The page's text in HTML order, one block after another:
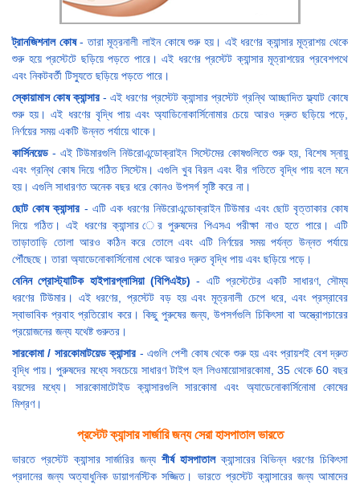
ট্রানজিশনাল কোষ- তারা মূত্রনালী লাইন কোষে শুরু হয়। এই ধরণের ক্যান্সার মূত্রাশয় থেকে
শুরু হয়ে প্রস্টেটে ছড়িয়ে পড়তে পারে। এই ধরণের প্রস্টেট ক্যান্সার মূত্রাশয়ের প্রবেশপথে
এবং নিকটবর্তী টিস্যুতে ছড়িয়ে পড়তে পারে।
স্কোয়ামাস কোষ ক্যান্সার - এই ধরণের প্রস্টেট ক্যান্সার প্রস্টেট গ্রন্থি আচ্ছাদিত ফ্ল্যাট কোষে
শুরু হয়। এই ধরণের বৃদ্ধি পায় এবং অ্যাডিনোকার্সিনোমার চেয়ে আরও দ্রুত ছড়িয়ে পড়ে,
নির্ণয়ের সময় একটি উন্নত পর্যায়ে থাকে।
কার্সিনয়েড- এই টিউমারগুলি নিউরোএন্ডোক্রাইন সিস্টেমের কোষগুলিতে শুরু হয়, বিশেষ স্নায়ু
এবং গ্রন্থি কোষ দিয়ে গঠিত সিস্টেম। এগুলি খুব বিরল এবং ধীর গতিতে বৃদ্ধি পায় বলে মনে
হয়। এগুলি সাধারণত অনেক বছর ধরে কোনও উপসর্গ সৃষ্টি করে না।
ছোট কোষ ক্যান্সার - এটি এক ধরণের নিউরোএন্ডোক্রাইন টিউমার এবং ছোট বৃত্তাকার কোষ
দিয়ে গঠিত। এই ধরণের ক্যান্সার ের পুরুষদের পিএসএ পরীক্ষা নাও হতে পারে। এটি
তাড়াতাড়ি তোলা আরও কঠিন করে তোলে এবং এটি নির্ণয়ের সময় পর্যন্ত উন্নত পর্যায়ে
পৌঁছেছে। তারা অ্যাডেনোকার্সিনোমা থেকে আরও দ্রুত বৃদ্ধি পায় এবং ছড়িয়ে পড়ে।
বেনিন প্রোস্ট্যাটিক হাইপারপ্লাসিয়া (বিপিএইচ)- এটি প্রস্টেটের একটি সাধারণ, সৌম্য
ধরণের টিউমার। এই ধরণের, প্রস্টেট বড় হয় এবং মূত্রনালী চেপে ধরে, এবং প্রস্রাবের
স্বাভাবিক প্রবাহ প্রতিরোধ করে। কিছু পুরুষের জন্য, উপসর্গগুলি চিকিৎসা বা অস্ত্রোপচারের
প্রয়োজনের জন্য যথেষ্ট গুরুতর।
সারকোমা / সারকোমাটয়েড ক্যান্সার - এগুলি পেশী কোষ থেকে শুরু হয় এবং প্রায়শই বেশ দ্রুত
বৃদ্ধি পায়। পুরুষদের মধ্যে সবচেয়ে সাধারণ টাইপ হল লিওমায়োসারকোমা, 35 থেকে 60 বছর
বয়সের মধ্যে। সারকোমাটোইড ক্যান্সারগুলি সারকোমা এবং অ্যাডেনোকার্সিনোমা কোষের
মিশ্রণ।
প্রস্টেট ক্যান্সার সার্জারি জন্য সেরা হাসপাতাল ভারতে
ভারতে প্রস্টেট ক্যান্সার সার্জারির জন্য শীর্ষ হাসপাতালক্যান্সারের বিভিন্ন ধরণের চিকিৎসা
প্রদানের জন্য অত্যাধুনিক ডায়াগনস্টিক সজ্জিত। ভারতে প্রস্টেট ক্যান্সারের জন্য আমাদের